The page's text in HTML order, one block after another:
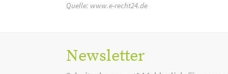
Quelle: www.e-recht24.de
Newsletter